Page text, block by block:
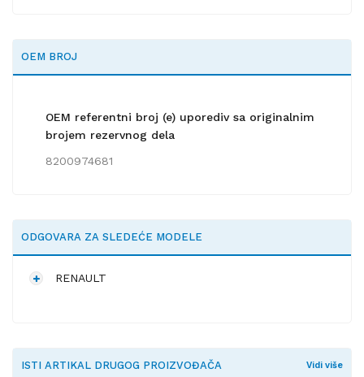
OEM BROJ
OEM referentni broj (e) uporediv sa originalnim
brojem rezervnog dela
8200974681
ODGOVARA ZA SLEDEĆE MODELE
RENAULT
ISTI ARTIKAL DRUGOG PROIZVOĐAČA Vidi više